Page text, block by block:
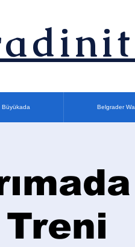
Büyükada Belgrader
Treni